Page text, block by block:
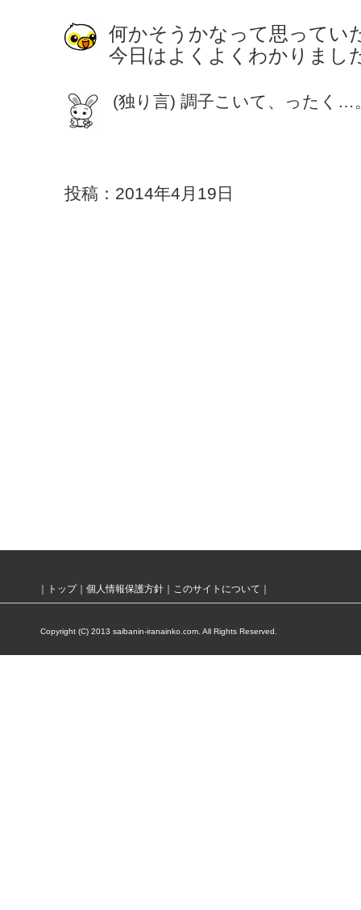
何かそうかなって思ってい
今日はよくよくわかりまし
(独り言) 調子こいて、ったく…
投稿：2014年4月19日
トップ｜ 個人情報保護方針 このサイトについて
Copyright (C) 2013 saibanin-iranainko.com. All Rights Reserved.